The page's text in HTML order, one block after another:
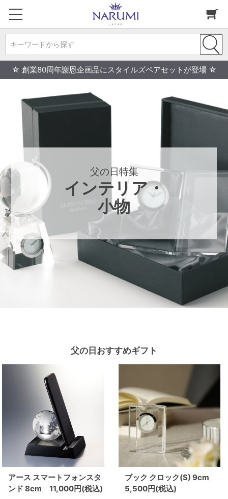
キーワードから探す
☆ 創業80周年謝恩企画品にスタイルズペアセットが登場 ☆
インテリア・
小物
父の日特集
父の日おすすめギフト
アース スマートフォンスタ
ンド 8cm 11,000円(税込)
ブック クロック(S) 9cm
5,500円(税込)